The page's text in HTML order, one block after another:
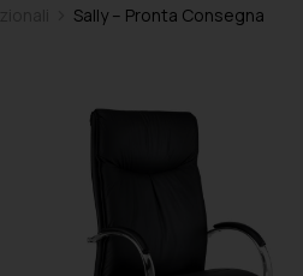
Sally – Pronta Consegna